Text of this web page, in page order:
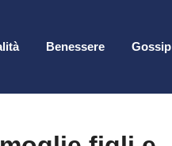
Benessere Gossip